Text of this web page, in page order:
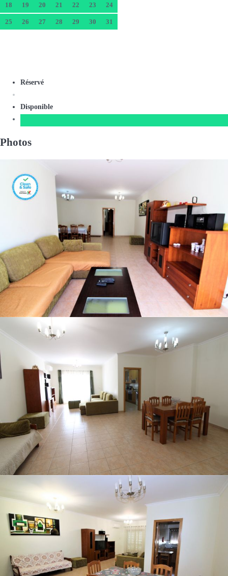
18 19 20 21 22 23 24
25 26 27 28 29 30 31
Réservé
Disponible
Photos